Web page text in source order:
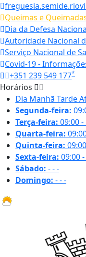
Queimas e
Dia da Defesa
Autoridade Nacional
Serviço Nacional de
Covid-19 -
+351 239 549 177*
Horários
Dia Manhã Tarde
Segunda-feira:
Terça-feira: 09:00 -
Quarta-feira:
Quinta-feira:
Sexta-feira: 09:00
Sábado: ---
Domingo: ---